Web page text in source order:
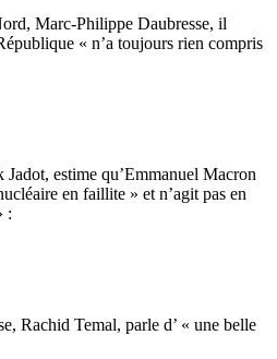
Marc-Philippe Daubresse, il
« n’a toujours rien compris
estime qu’Emmanuel Macron
en faillite » et n’agit pas en
:
Rachid Temal, parle d’ « une belle